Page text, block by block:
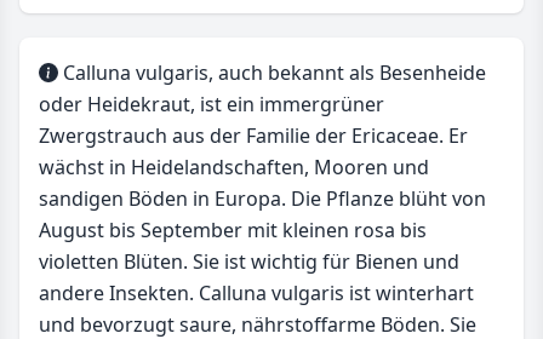
Calluna vulgaris, auch bekannt als Besenheide
oder Heidekraut, ist ein immergrüner
Zwergstrauch aus der Familie der Ericaceae. Er
wächst in Heidelandschaften, Mooren und
sandigen Böden in Europa. Die Pflanze blüht von
August bis September mit kleinen rosa bis
violetten Blüten. Sie ist wichtig für Bienen und
andere Insekten. Calluna vulgaris ist winterhart
und bevorzugt saure, nährstoffarme Böden. Sie